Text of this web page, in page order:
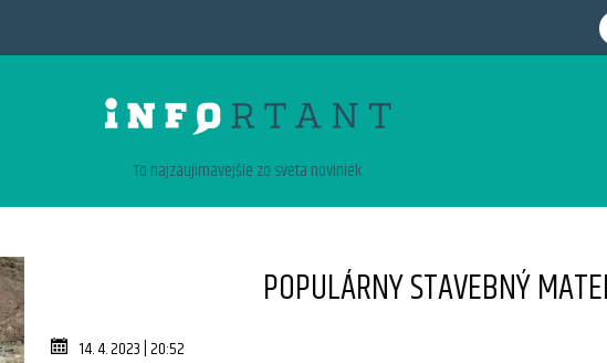
To najzaujimavejšie zo sveta noviniek
POPULÁRNY STAVEBNÝ
14. 4. 2023 | 20:52